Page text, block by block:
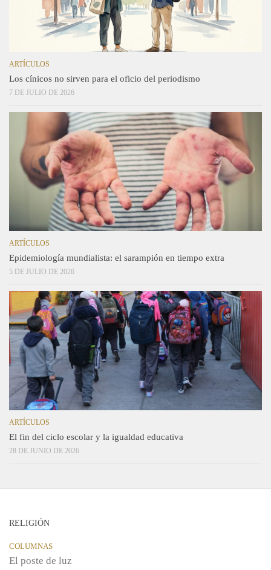
ARTÍCULOS
Los cínicos no sirven para el oficio del periodismo
7 DE JULIO DE 2026
ARTÍCULOS
Epidemiología mundialista: el sarampión en tiempo extra
5 DE JULIO DE 2026
ARTÍCULOS
El fin del ciclo escolar y la igualdad educativa
28 DE JUNIO DE 2026
RELIGIÓN
COLUMNAS
El poste de luz